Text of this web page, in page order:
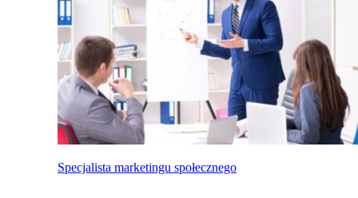
Specjalista marketingu społecznego